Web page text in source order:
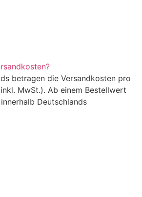
betragen die Versandkosten pro
MwSt.). Ab einem Bestellwert
Deutschlands